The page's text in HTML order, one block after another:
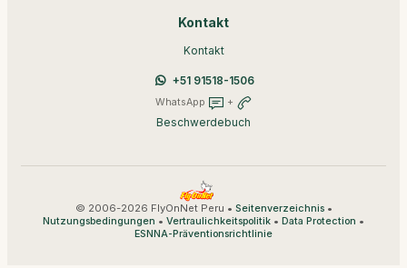
Kontakt
Kontakt
+51 91518-1506
WhatsApp +
Beschwerdebuch
© 2006-2026 FlyOnNet Peru • Seitenverzeichnis•
Nutzungsbedingungen • Vertraulichkeitspolitik • Data Protection •
ESNNA-Präventionsrichtlinie